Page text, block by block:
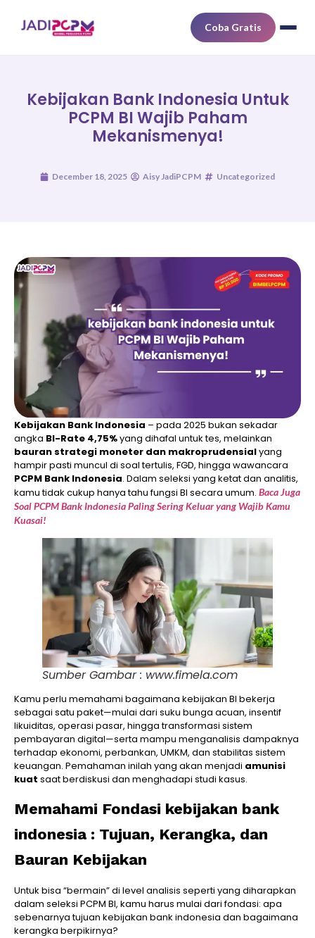
Coba Gratis
Kebijakan Bank Indonesia Untuk
PCPM BI Wajib Paham
Mekanismenya!
December 18, 2025 Aisy JadiPCPM Uncategorized
Kebijakan Bank Indonesia – pada 2025 bukan sekadar
angka BI-Rate 4,75%yang dihafal untuk tes, melainkan
bauran strategi moneter dan makroprudensialyang
hampir pasti muncul di soal tertulis, FGD, hingga wawancara
PCPM Bank Indonesia. Dalam seleksi yang ketat dan analitis,
kamu tidak cukup hanya tahu fungsi BI secara umum. Baca Juga
Soal PCPM Bank Indonesia Paling Sering Keluar yang Wajib Kamu
Kuasai!
Sumber Gambar : www.fimela.com
Kamu perlu memahami bagaimana kebijakan BI bekerja
sebagai satu paket—mulai dari suku bunga acuan, insentif
likuiditas, operasi pasar, hingga transformasi sistem
pembayaran digital—serta mampu menganalisis dampaknya
terhadap ekonomi, perbankan, UMKM, dan stabilitas sistem
keuangan. Pemahaman inilah yang akan menjadi amunisi
kuat saat berdiskusi dan menghadapi studi kasus.
Memahami Fondasi kebijakan bank
indonesia : Tujuan, Kerangka, dan
Bauran Kebijakan
Untuk bisa “bermain” di level analisis seperti yang diharapkan
dalam seleksi PCPM BI, kamu harus mulai dari fondasi: apa
sebenarnya tujuan kebijakan bank indonesia dan bagaimana
kerangka berpikirnya?